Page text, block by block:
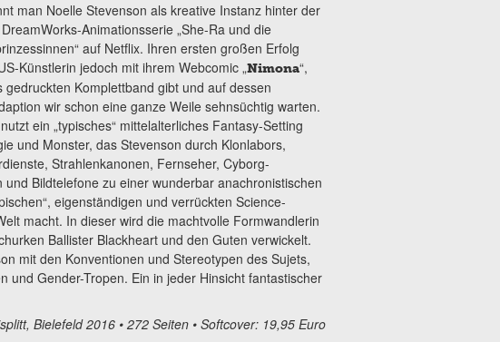
man Noelle Stevenson als kreative Instanz hinter der
Animationsserie „She-Ra und die
auf Netflix. Ihren ersten großen Erfolg
Künstlerin jedoch mit ihrem Webcomic „Nimona“,
gedruckten Komplettband gibt und auf dessen
wir schon eine ganze Weile sehnsüchtig warten.
nutzt ein „typisches“ mittelalterliches Fantasy-Setting
und Monster, das Stevenson durch Klonlabors,
Strahlenkanonen, Fernseher, Cyborg-
und Bildtelefone zu einer wunderbar anachronistischen
eigenständigen und verrückten Science-
macht. In dieser wird die machtvolle Formwandlerin
Ballister Blackheart und den Guten verwickelt.
mit den Konventionen und Stereotypen des Sujets,
und Gender-Tropen. Ein in jeder Hinsicht fantastischer
Bielefeld 2016 • 272 Seiten • Softcover: 19,95 Euro